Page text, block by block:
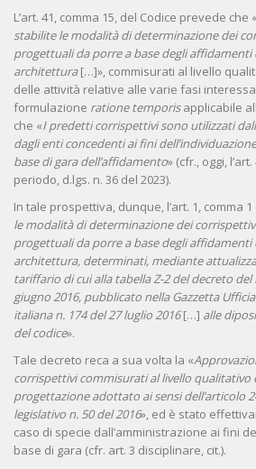
L’art. 41, comma 15, del Codice prevede che «
stabilite le modalità di determinazione dei
progettuali da porre a base degli affidamenti
architettura[…]», commisurati al livello
delle attività relative alle varie fasi
formulazione ratione temporisapplicabile
che «I predetti corrispettivi sono utilizzati
dagli enti concedenti ai fini
base di gara dell’affidamento» (cfr., oggi,
periodo, d.lgs. n. 36 del 2023).
In tale prospettiva, dunque, l’art. 1, comma 1
le modalità di determinazione dei
progettuali da porre a base degli affidamenti
architettura, determinati, mediante
tariffario di cui alla tabella Z-2 del decreto
giugno 2016, pubblicato nella Gazzetta
italiana n. 174 del 27 luglio 2016[…] alle
del codice».
Tale decreto reca a sua volta la «
corrispettivi commisurati al livello qualitativo
progettazione adottato ai sensi dell’articolo
legislativo n. 50 del 2016», ed è stato
caso di specie dall’amministrazione ai fini
base di gara (cfr. art. 3 disciplinare, cit.).